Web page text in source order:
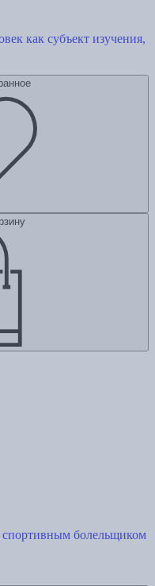
как субъект изучения,
болельщиком